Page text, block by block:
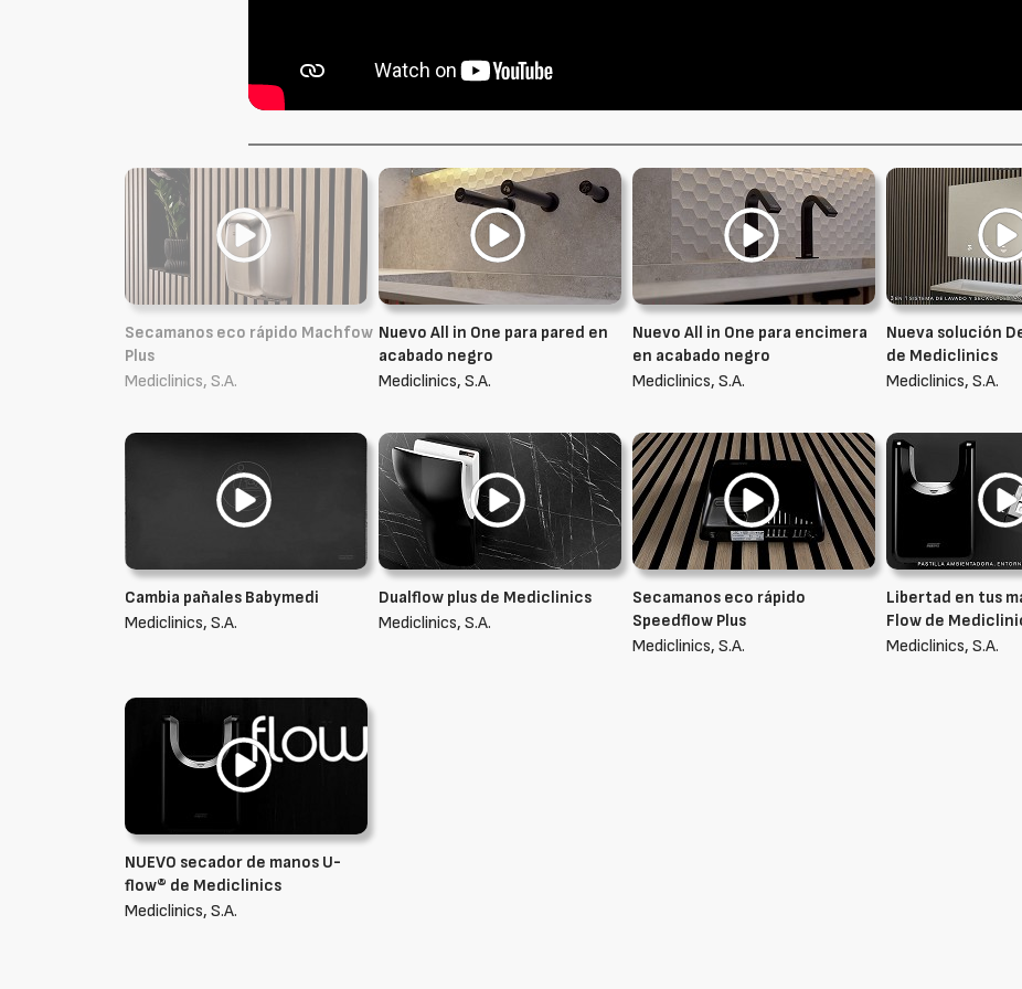
Secamanos eco rápido Machfow
Plus
Mediclinics, S.A.
Nuevo All in One para pared en
acabado negro
Mediclinics, S.A.
Nuevo All in One para encimera
en acabado negro
Mediclinics, S.A.
Nueva solución
de Mediclinics
Mediclinics, S.A.
Cambia pañales Babymedi
Mediclinics, S.A.
Dualflow plus de Mediclinics
Mediclinics, S.A.
Secamanos eco rápido
Speedflow Plus
Mediclinics, S.A.
Libertad en tus
Flow de
Mediclinics, S.A.
NUEVO secador de manos U-
flow® de Mediclinics
Mediclinics, S.A.